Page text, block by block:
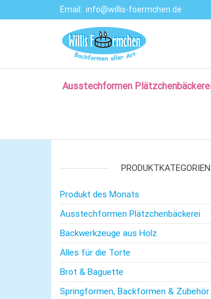
Email: info@willis-foermchen.de
–
Große
an
mit Rezepten
Ausstechformen
PRODUKTKATEGORIEN
Produkt des Monats
Ausstechformen Plätzchenbäckerei
Backwerkzeuge aus Holz
Alles für die Torte
Brot & Baguette
Springformen, Backformen & Zubehör